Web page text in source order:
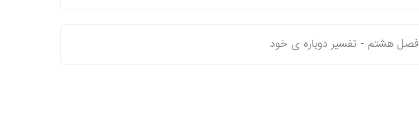
فصل هشتم - تفسیر دوباره ی خود